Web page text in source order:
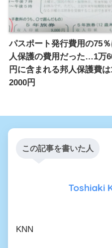
パスポート発行費用の75
人保護の費用だった…1万
円に含まれる邦人保護費
2000円
この記事を書いた人
Toshiaki
KNN